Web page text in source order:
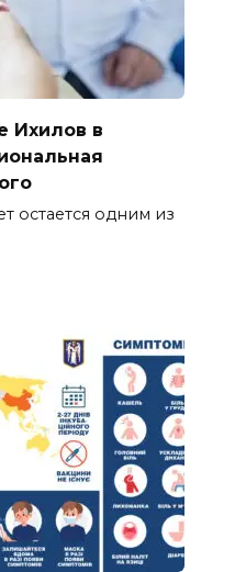
Ихилов в
остается одним из